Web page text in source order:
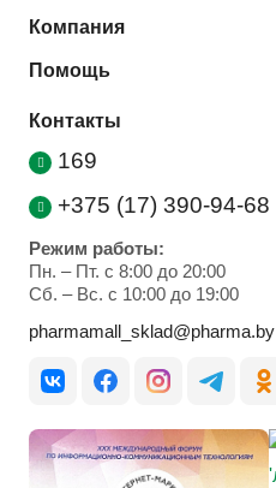
Компания
Помощь
Контакты
169
+375 (17) 390-94-68
Режим работы:
Пн. – Пт. с 8:00 до 20:00
Cб. – Вс. с 10:00 до 19:00
pharmamall_sklad@pharma.by